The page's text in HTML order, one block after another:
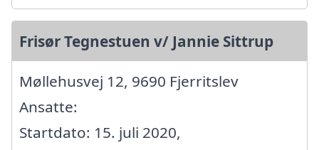
Frisør Tegnestuen v/ Jannie Sittrup
Møllehusvej 12, 9690 Fjerritslev
Ansatte:
Startdato: 15. juli 2020,